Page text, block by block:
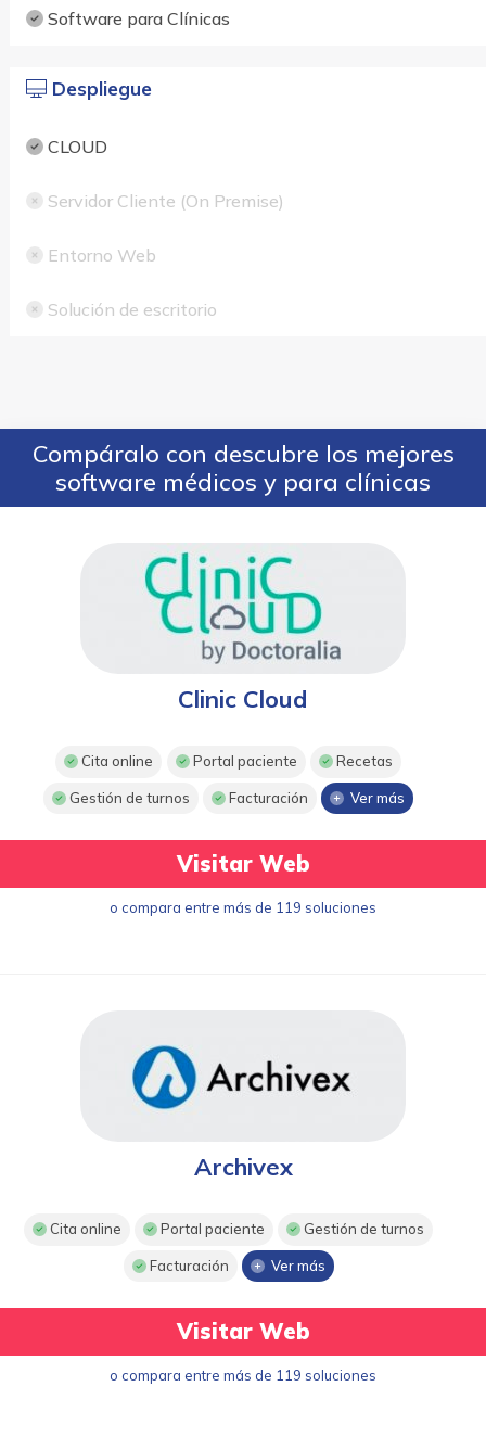
Software para Clínicas
Despliegue
CLOUD
Servidor Cliente (On Premise)
Entorno Web
Solución de escritorio
Compáralo con descubre los mejores
software médicos y para clínicas
Clinic Cloud
Cita online Portal paciente Recetas
Gestión de turnos Facturación Ver más
Visitar Web
o compara entre más de 119 soluciones
Archivex
Cita online Portal paciente Gestión de turnos
Facturación Ver más
Visitar Web
o compara entre más de 119 soluciones